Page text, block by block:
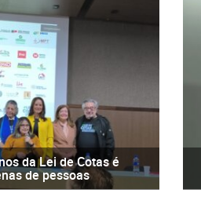
da Lei de Cotas é
de pessoas